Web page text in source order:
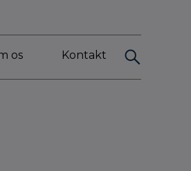
os Kontakt